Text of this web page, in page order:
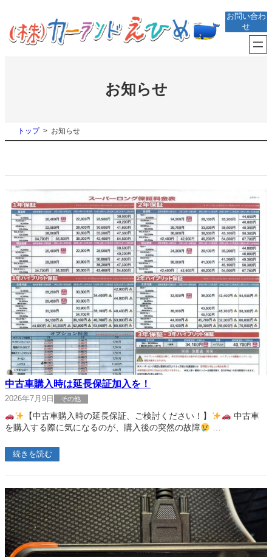
を
ス
キ
お問い合わ
せ
お知らせ
トップ お知らせ
中古車購入時は延長保証加入を！
2026年7月9日 その他
【中古車購入時の延長保証、ご検討ください！】
中古車
を購入する際に気になるのが、購入後の突然の故障
…
続きを読む